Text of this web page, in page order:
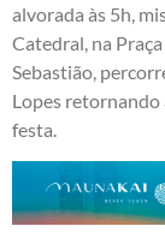
alvorada às 5h,
Catedral, na
Sebastião,
Lopes retornando
festa.